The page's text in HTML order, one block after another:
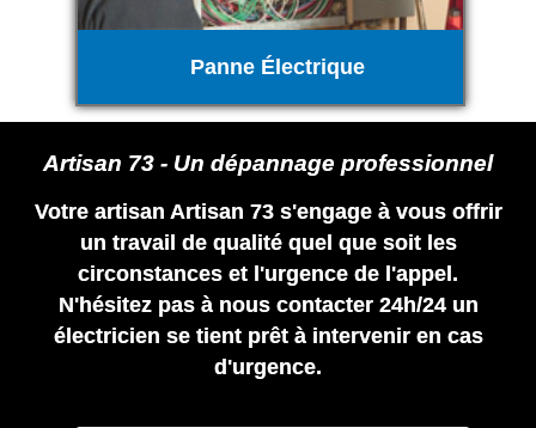
Panne Électrique
Artisan 73 - Un dépannage professionnel
Votre artisan Artisan 73 s'engage à vous offrir
un travail de qualité quel que soit les
circonstances et l'urgence de l'appel.
N'hésitez pas à nous contacter 24h/24 un
électricien se tient prêt à intervenir en cas
d'urgence.